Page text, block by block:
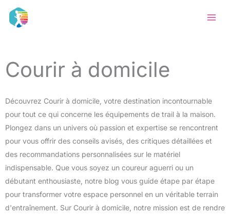
Courir à domicile
Découvrez Courir à domicile, votre destination incontournable
pour tout ce qui concerne les équipements de trail à la maison.
Plongez dans un univers où passion et expertise se rencontrent
pour vous offrir des conseils avisés, des critiques détaillées et
des recommandations personnalisées sur le matériel
indispensable. Que vous soyez un coureur aguerri ou un
débutant enthousiaste, notre blog vous guide étape par étape
pour transformer votre espace personnel en un véritable terrain
d'entraînement. Sur Courir à domicile, notre mission est de rendre